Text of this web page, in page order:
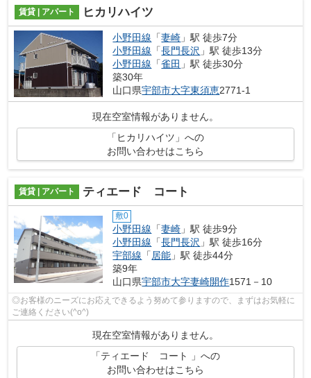
賃貸 | アパート ヒカリハイツ
小野田線 「妻崎 」駅 徒歩7分
小野田線 「長門長沢 」駅 徒歩13分
小野田線 「雀田 」駅 徒歩30分
築30年
山口県宇部市大字東須恵2771-1
現在空室情報がありません。
「ヒカリハイツ」への
お問い合わせはこちら
賃貸 | アパート ティエード コート
敷0
小野田線 「妻崎 」駅 徒歩9分
小野田線 「長門長沢 」駅 徒歩16分
宇部線 「 居能 」駅 徒歩44分
築9年
山口県宇部市大字妻崎開作1571－10
◎お客様のニーズにお応えできるよう努めて参りますので、まずはお気軽に
ご連絡ください(^o^)
現在空室情報がありません。
「ティエード コート 」への
お問い合わせはこちら